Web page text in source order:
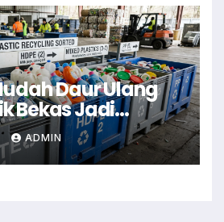
Daur Ulang
Bekas Jadi
ADMIN